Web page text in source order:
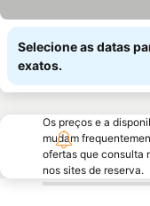
Selecione as datas
exatos.
Os preços e a
mudam
ofertas que consulta
nos sites de reserva.